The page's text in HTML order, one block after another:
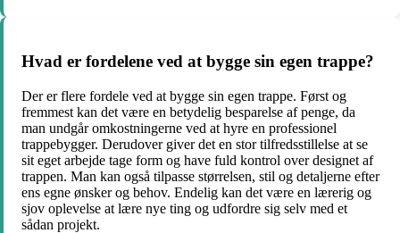
Hvad er fordelene ved at bygge sin egen trappe?
Der er flere fordele ved at bygge sin egen trappe. Først og
fremmest kan det være en betydelig besparelse af penge, da
man undgår omkostningerne ved at hyre en professionel
trappebygger. Derudover giver det en stor tilfredsstillelse at se
sit eget arbejde tage form og have fuld kontrol over designet af
trappen. Man kan også tilpasse størrelsen, stil og detaljerne efter
ens egne ønsker og behov. Endelig kan det være en lærerig og
sjov oplevelse at lære nye ting og udfordre sig selv med et
sådan projekt.